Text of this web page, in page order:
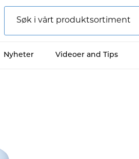
Nyheter Videoer and Tips